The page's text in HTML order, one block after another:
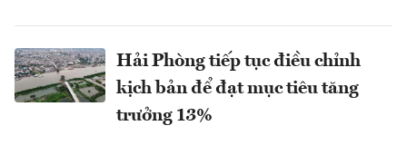
Hải Phòng tiếp tục điều chỉnh
kịch bản để đạt mục tiêu tăng
trưởng 13%